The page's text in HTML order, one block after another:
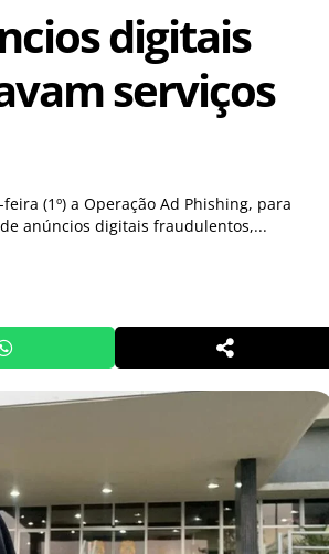
digitais
serviços
(1º) a Operação Ad Phishing, para
anúncios digitais fraudulentos,...